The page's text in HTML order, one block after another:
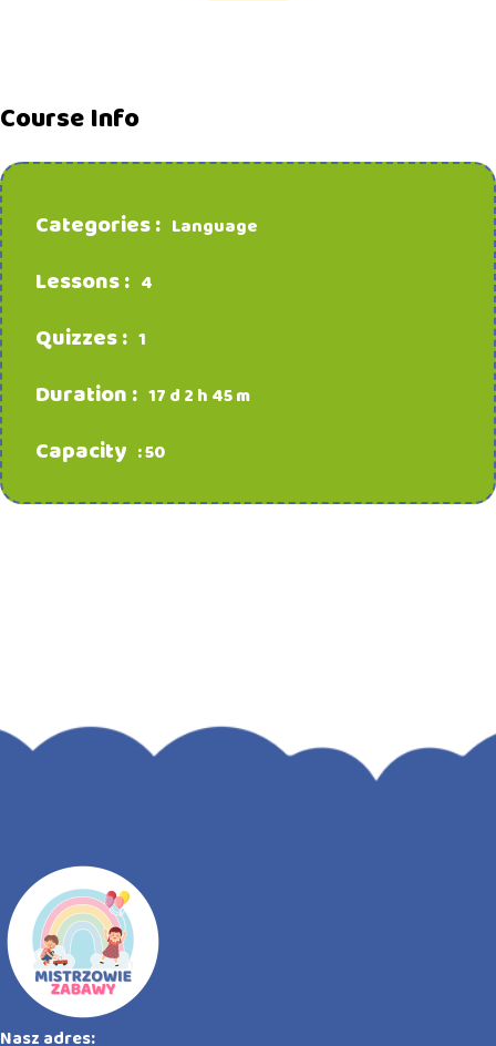
Course Info
Categories : Language
Lessons : 4
Quizzes : 1
Duration : 17 d 2 h 45 m
Capacity : 50
Nasz adres: